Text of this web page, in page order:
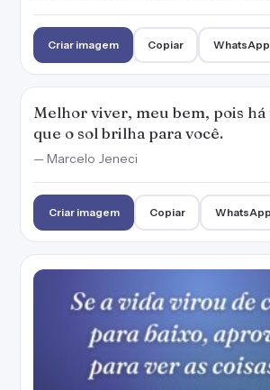
Criar imagem Copiar WhatsApp
Melhor viver, meu bem, pois
que o sol brilha para você.
— Marcelo Jeneci
Criar imagem Copiar WhatsApp